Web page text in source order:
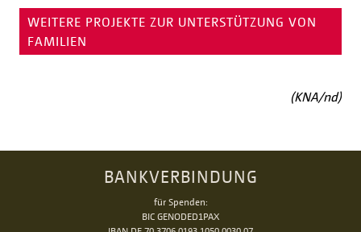
WEITERE PROJEKTE ZUR UNTERSTÜTZUNG VON
FAMILIEN
(KNA/nd)
BANKVERBINDUNG
für Spenden:
BIC GENODED1PAX